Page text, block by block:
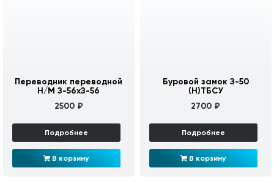
Переводник переводной
Н/М З-56хЗ-56
2500 ₽
Подробнее
В корзину
Буровой замок З-50
(Н)ТБСУ
2700 ₽
Подробнее
В корзину